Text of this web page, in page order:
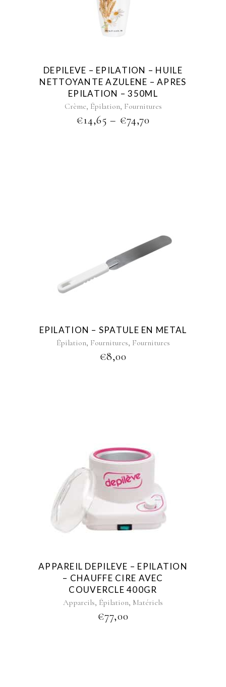
chosen
on
the
product
page
DEPILEVE – EPILATION – HUILE
NETTOYANTE AZULENE – APRES
EPILATION – 350ML
Crème, Épilation, Fournitures
€14,65 – €74,70
EPILATION – SPATULE EN METAL
Épilation, Fournitures, Fournitures
€8,00
APPAREIL DEPILEVE – EPILATION
– CHAUFFE CIRE AVEC
COUVERCLE 400GR
Appareils, Épilation, Matériels
€77,00